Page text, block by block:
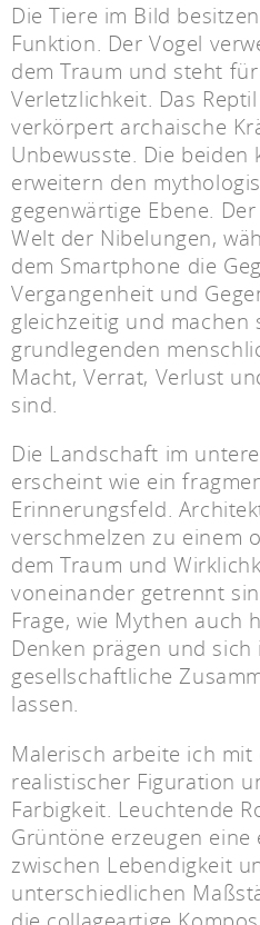
Die Tiere im Bild
Funktion. Der Vogel
dem Traum und steht
Verletzlichkeit. Das
verkörpert archaische
Unbewusste. Die beiden
erweitern den
gegenwärtige Ebene.
Welt der Nibelungen,
dem Smartphone die
Vergangenheit und
gleichzeitig und machen
grundlegenden
Macht, Verrat, Verlust
sind.
Die Landschaft im
erscheint wie ein
Erinnerungsfeld.
verschmelzen zu einem
dem Traum und
voneinander getrennt
Frage, wie Mythen auch
Denken prägen und sich
gesellschaftliche
lassen.
Malerisch arbeite ich
realistischer Figuration
Farbigkeit. Leuchtende
Grüntöne erzeugen
zwischen Lebendigkeit
unterschiedlichen